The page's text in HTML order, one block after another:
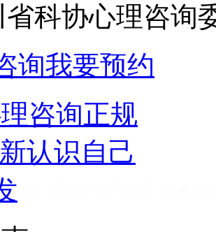
省科协心理咨询
询我要预约
病
咨询推荐